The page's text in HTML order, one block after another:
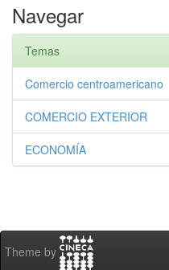
Navegar
Temas
Comercio centroamericano
COMERCIO EXTERIOR
ECONOMÍA
Theme by